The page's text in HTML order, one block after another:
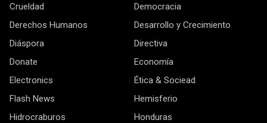
Crueldad
Democracia
Derechos Humanos
Desarrollo y Crecimiento
Diáspora
Directiva
Donate
Economía
Electronics
Ética & Sociead
Flash News
Hemisferio
Hidrocraburos
Honduras